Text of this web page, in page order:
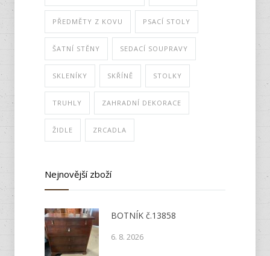
PŘEDMĚTY Z KOVU PSACÍ STOLY
ŠATNÍ STĚNY SEDACÍ SOUPRAVY
SKLENÍKY SKŘÍNĚ STOLKY
TRUHLY ZAHRADNÍ DEKORACE
ŽIDLE ZRCADLA
Nejnovější zboží
BOTNÍK č.13858
6. 8. 2026